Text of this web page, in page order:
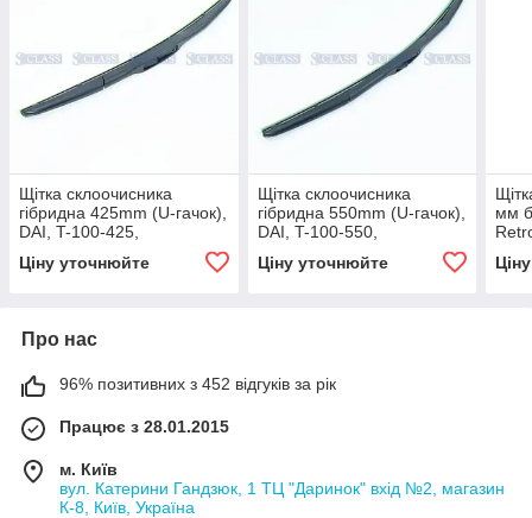
Щітка склоочисника
гібридна 425mm (U-гачок),
DAI, T-100-425,
Ціну уточнюйте
Щітка склоочисника
гібридна 550mm (U-гачок),
DAI, T-100-550,
Ціну уточнюйте
мм
Про нас
96% позитивних з 452 відгуків за рік
Працює з 28.01.2015
м. Київ
вул. Катерини Гандзюк, 1 ТЦ "Даринок" вхід №2, магазин
К-8, Київ, Україна